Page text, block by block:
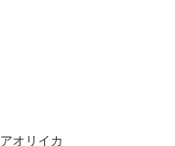
アオリイカ